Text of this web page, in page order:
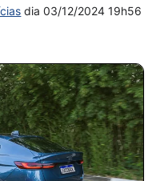
dia03/12/2024 19h56